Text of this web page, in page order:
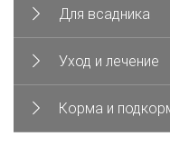
Для всадника
Уход и лечение
Корма и